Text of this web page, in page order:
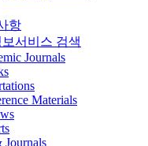
항
서비스 검색
Journals
Materials
Journals